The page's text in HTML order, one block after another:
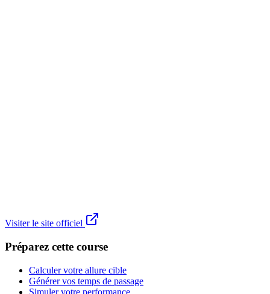
Visiter le site officiel
Préparez cette course
Calculer votre allure cible
Générer vos temps de passage
Simuler votre performance